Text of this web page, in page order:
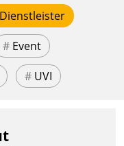
Dienstleister
# Event
# UVI